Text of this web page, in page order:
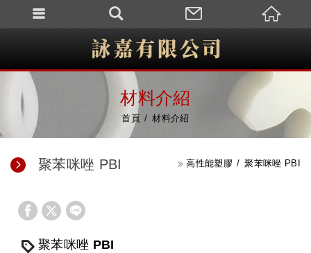
材料介紹
首頁 材料介紹
聚苯咪唑 PBI 高性能塑膠 聚苯咪唑 PBI
聚苯咪唑 PBI